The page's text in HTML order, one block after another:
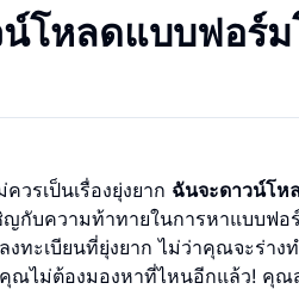
โหลดแบบฟอร์ม
วรเป็นเรื่องยุ่งยาก ฉันจะดาวน์โห
กับความท้าทายในการหาแบบฟอ
ทะเบียนที่ยุ่งยาก ไม่ว่าคุณจะร่าง
คุณไม่ต้องมองหาที่ไหนอีกแล้ว! คุณ